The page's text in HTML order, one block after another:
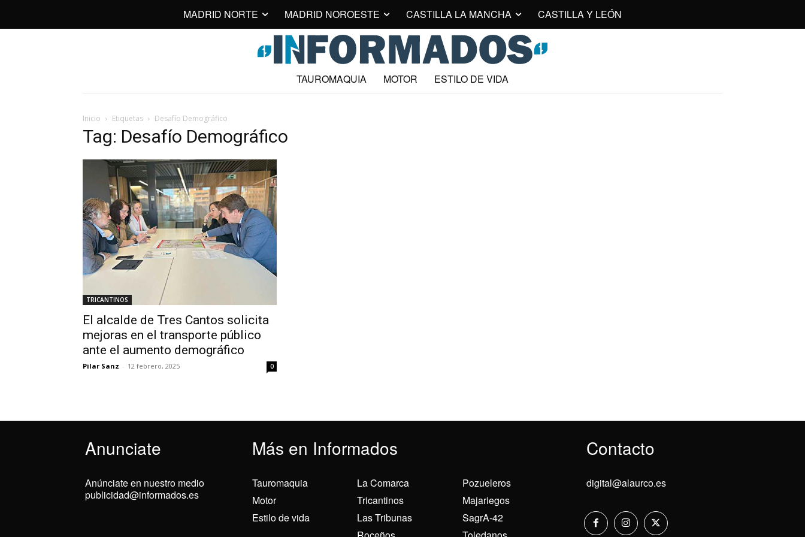
MADRID NORTE MADRID NOROESTE CASTILLA LA MANCHA CASTILLA Y LEÓN
TAUROMAQUIA MOTOR ESTILO DE VIDA
Inicio Etiquetas Desafío Demográfico
Tag: Desafío Demográfico
TRICANTINOS
El alcalde de Tres Cantos solicita
mejoras en el transporte público
ante el aumento demográfico
Pilar Sanz - 12 febrero, 2025 0
Anunciate Más en Informados Contacto
Anúnciate en nuestro medio
publicidad@informados.es
Tauromaquia
Motor
Estilo de vida
La Comarca
Tricantinos
Las Tribunas
Pozueleros
Majariegos
SagrA-42
digital@alaurco.es